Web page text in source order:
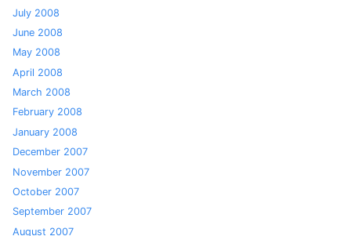
July 2008
June 2008
May 2008
April 2008
March 2008
February 2008
January 2008
December 2007
November 2007
October 2007
September 2007
August 2007